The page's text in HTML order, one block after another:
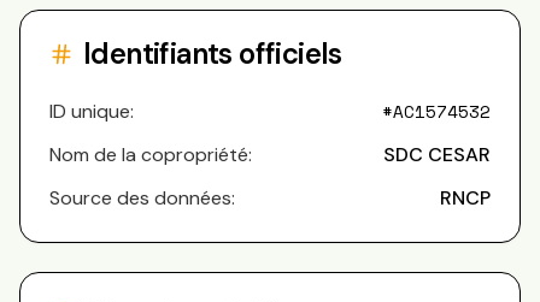
Identifiants officiels
ID unique: #AC1574532
Nom de la copropriété:
SDC CESAR
Source des données:
RNCP